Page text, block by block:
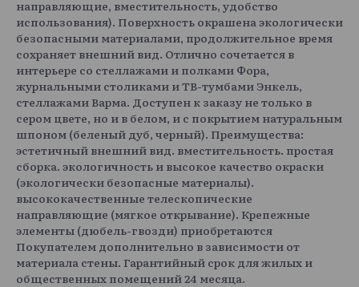
направляющие, вместительность, удобство
использования). Поверхность окрашена экологически
безопасными материалами, продолжительное время
сохраняет внешний вид. Отлично сочетается в
интерьере со стеллажами и полками Фора,
журнальными столиками и ТВ-тумбами Энкель,
стеллажами Варма. Доступен к заказу не только в
сером цвете, но и в белом, и с покрытием натуральным
шпоном (беленый дуб, черный). Преимущества:
эстетичный внешний вид. вместительность. простая
сборка. экологичность и высокое качество окраски
(экологически безопасные материалы).
высококачественные телескопические
направляющие (мягкое открывание). Крепежные
элементы (дюбель-гвозди) приобретаются
Покупателем дополнительно в зависимости от
материала стены. Гарантийный срок для жилых и
общественных помещений 24 месяца.